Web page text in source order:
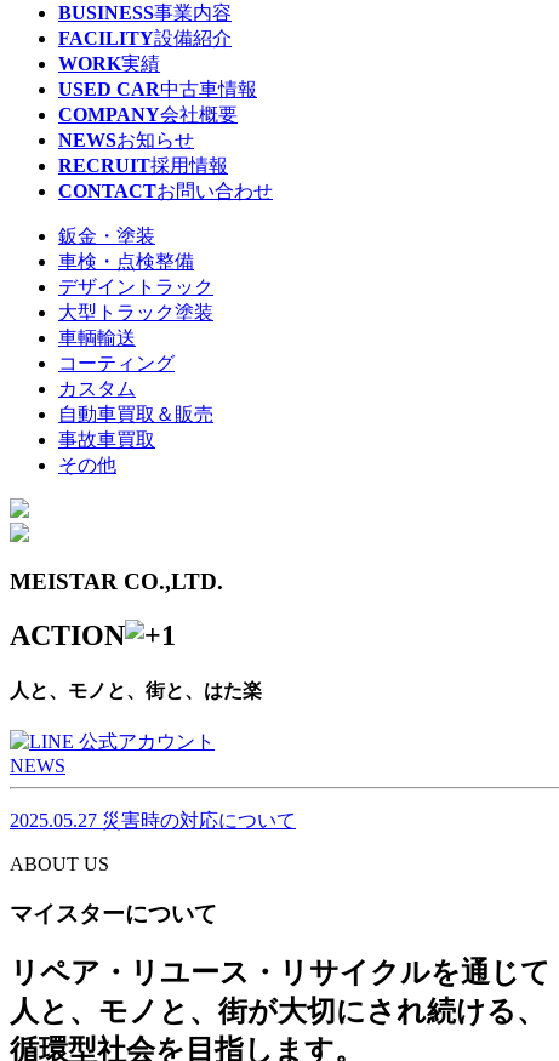
BUSINESS事業内容
FACILITY設備紹介
WORK実績
USED CAR中古車情報
COMPANY会社概要
NEWSお知らせ
RECRUIT採用情報
CONTACTお問い合わせ
鈑金・塗装
車検・点検整備
デザイントラック
大型トラック塗装
車輌輸送
コーティング
カスタム
自動車買取＆販売
事故車買取
その他
MEISTAR CO.,LTD.
ACTION
人と、モノと、街と、はた楽
NEWS
2025.05.27 災害時の対応について
ABOUT US
マイスターについて
リペア・リユース・リサイクルを通じて
人と、モノと、街が大切にされ続ける、
循環型社会を目指します。